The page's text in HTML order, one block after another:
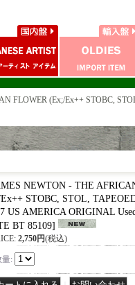
FLOWER (Ex;/Ex++ STOBC,
NEWTON - THE
STOBC, STOL,
US AMERICA ORIGINAL
BT 85109]
: 2,750円(税込)
量: